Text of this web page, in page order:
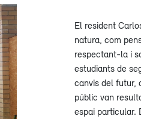
El resident
natura, com
respectant-la i
estudiants de
canvis del futur,
públic van
espai particular.